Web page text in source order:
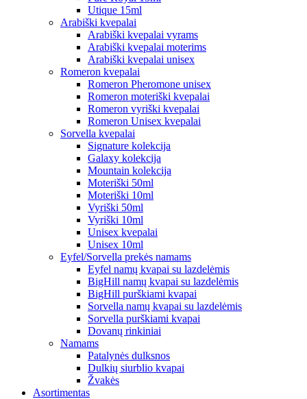
Utique 15ml
Arabiški kvepalai
Arabiški kvepalai vyrams
Arabiški kvepalai moterims
Arabiški kvepalai unisex
Romeron kvepalai
Romeron Pheromone unisex
Romeron moteriški kvepalai
Romeron vyriški kvepalai
Romeron Unisex kvepalai
Sorvella kvepalai
Signature kolekcija
Galaxy kolekcija
Mountain kolekcija
Moteriški 50ml
Moteriški 10ml
Vyriški 50ml
Vyriški 10ml
Unisex kvepalai
Unisex 10ml
Eyfel/Sorvella prekės namams
Eyfel namų kvapai su lazdelėmis
BigHill namų kvapai su lazdelėmis
BigHill purškiami kvapai
Sorvella namų kvapai su lazdelėmis
Sorvella purškiami kvapai
Dovanų rinkiniai
Namams
Patalynės dulksnos
Dulkių siurblio kvapai
Žvakės
Asortimentas